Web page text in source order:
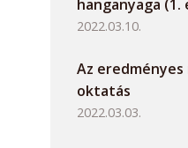
hanganyaga (1.
2022.03.10.
Az
oktatás
2022.03.03.